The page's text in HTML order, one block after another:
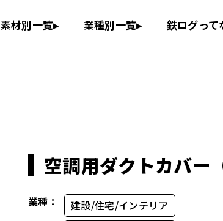
素材別一覧▸ 業種別一覧▸ 鉄ログって
空調用ダクトカバー
業種：
建設/住宅/インテリア